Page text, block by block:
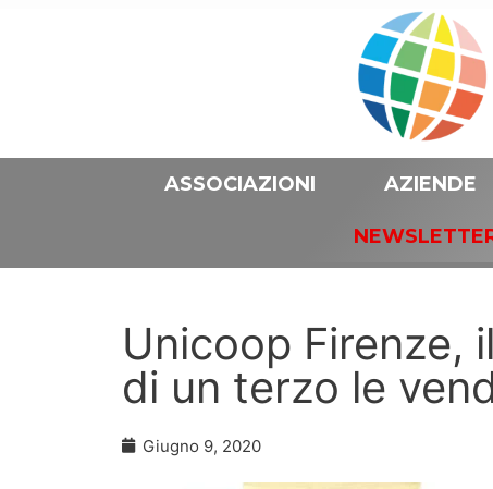
ASSOCIAZIONI AZIENDE
Unicoop Firenze,
di un terzo le
Giugno 9, 2020